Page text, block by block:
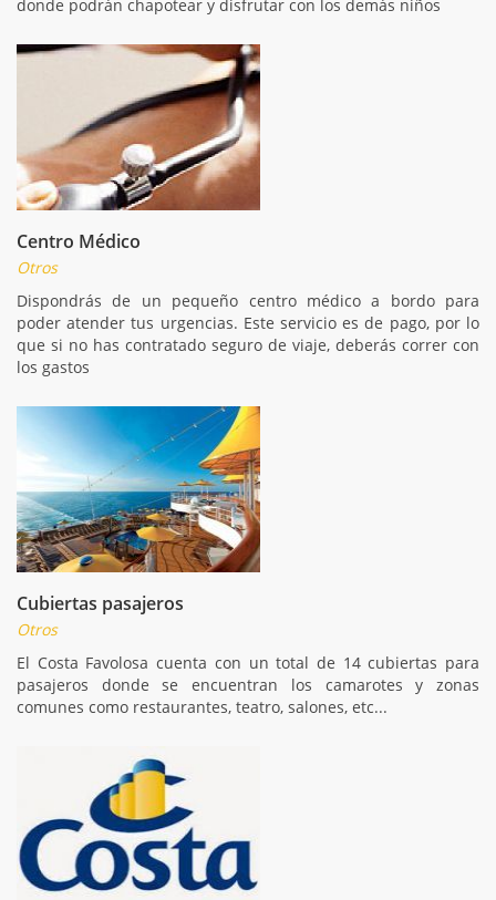
donde podrán chapotear y disfrutar con los demás niños
Centro Médico
Otros
Dispondrás de un pequeño centro médico a bordo para
poder atender tus urgencias. Este servicio es de pago, por lo
que si no has contratado seguro de viaje, deberás correr con
los gastos
Cubiertas pasajeros
Otros
El Costa Favolosa cuenta con un total de 14 cubiertas para
pasajeros donde se encuentran los camarotes y zonas
comunes como restaurantes, teatro, salones, etc...